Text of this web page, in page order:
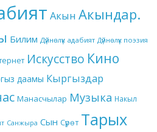
Акын Акындар.
Билим Дүйнөлүк адабият Дүйнөлүк поэзия
Искусство Кино
даамы Кыргыздар
Манасчылар Музыка Накыл
Санжыра Сын Сүрөт Тарых